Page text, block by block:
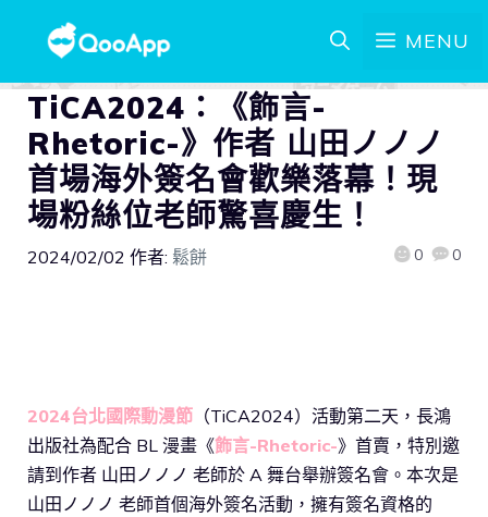
MENU
TiCA2024：《飾言-
Rhetoric-》作者 山田ノノノ
首場海外簽名會歡樂落幕！現
場粉絲位老師驚喜慶生！
2024/02/02 作者: 鬆餅 0 0
2024台北國際動漫節 （TiCA2024）活動第二天，長鴻
出版社為配合 BL 漫畫《飾言-Rhetoric-》首賣，特別邀
請到作者 山田ノノノ 老師於 A 舞台舉辦簽名會。本次是
山田ノノノ 老師首個海外簽名活動，擁有簽名資格的